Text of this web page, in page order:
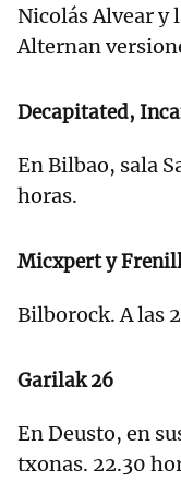
Nicolás Alvear y
Alternan
Decapitated,
En Bilbao, sala
horas.
Micxpert y
Bilborock. A las
Garilak 26
En Deusto, en
txonas. 22.30